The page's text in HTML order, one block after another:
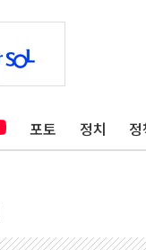
포토 정치 정